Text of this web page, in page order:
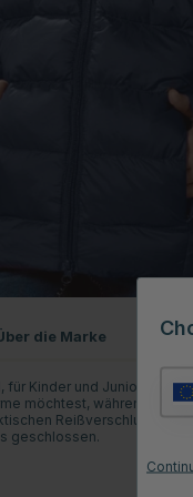
Kinder und Junioren -
möchtest, während eine
geschlossen.
die Marke